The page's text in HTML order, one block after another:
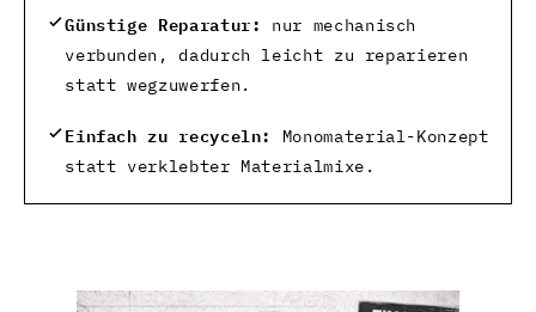
Günstige Reparatur:
nur mechanisch
verbunden, dadurch leicht zu reparieren
statt wegzuwerfen.
Einfach zu recyceln:
Monomaterial-Konzept
statt verklebter Materialmixe.